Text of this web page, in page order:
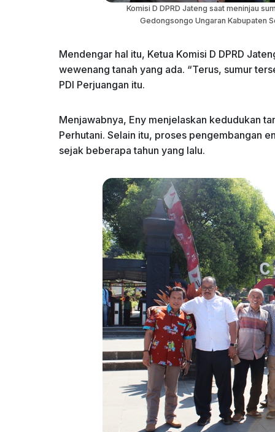
Komisi D DPRD Jateng saat meninjau
Gedongsongo Ungaran Kabupaten
Mendengar hal itu, Ketua Komisi D DPRD
wewenang tanah yang ada. “Terus, sumur
PDI Perjuangan itu.
Menjawabnya, Eny menjelaskan kedudukan
Perhutani. Selain itu, proses pengembangan
sejak beberapa tahun yang lalu.